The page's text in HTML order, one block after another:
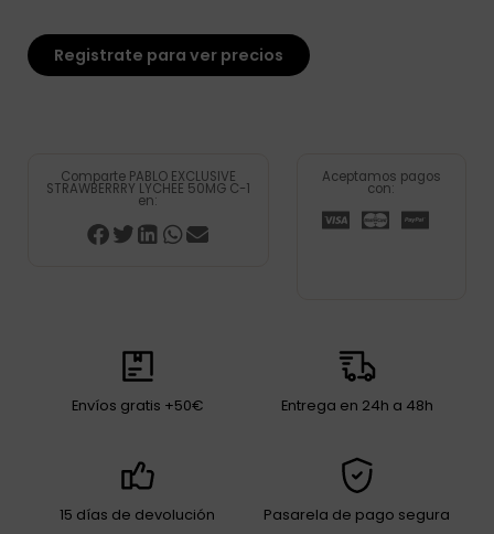
Registrate para ver precios
Comparte PABLO EXCLUSIVE
STRAWBERRRY LYCHEE 50MG C-1
en:
Aceptamos pagos
con:
Envíos gratis +50€ Entrega en 24h a 48h
15 días de devolución Pasarela de pago segura